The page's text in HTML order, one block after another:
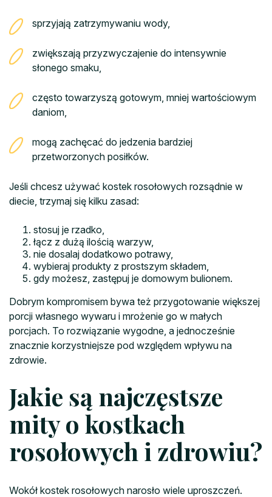
sprzyjają zatrzymywaniu wody,
zwiększają przyzwyczajenie do intensywnie
słonego smaku,
często towarzyszą gotowym, mniej wartościowym
daniom,
mogą zachęcać do jedzenia bardziej
przetworzonych posiłków.
Jeśli chcesz używać kostek rosołowych rozsądnie w
diecie, trzymaj się kilku zasad:
stosuj je rzadko,
łącz z dużą ilością warzyw,
nie dosalaj dodatkowo potrawy,
wybieraj produkty z prostszym składem,
gdy możesz, zastępuj je domowym bulionem.
Dobrym kompromisem bywa też przygotowanie większej
porcji własnego wywaru i mrożenie go w małych
porcjach. To rozwiązanie wygodne, a jednocześnie
znacznie korzystniejsze pod względem wpływu na
zdrowie.
Jakie są najczęstsze
mity o kostkach
rosołowych i zdrowiu?
Wokół kostek rosołowych narosło wiele uproszczeń.